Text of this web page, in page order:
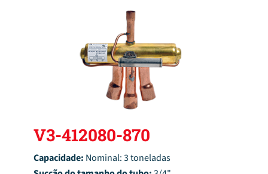
V3-412080-870
Capacidade: Nominal: 3 toneladas